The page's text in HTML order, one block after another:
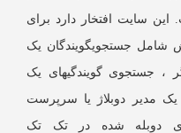
افتخار دارد برای
را در 5 بخش شامل جستجویگویندگان یک
گویندگیهای یک
دوبلاژ یا سرپرست
شده در تک تک